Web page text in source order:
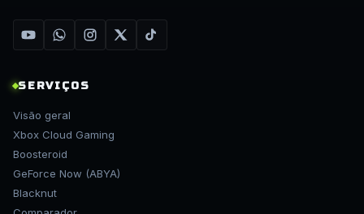
SERVIÇOS
Visão geral
Xbox Cloud Gaming
Boosteroid
GeForce Now (ABYA)
Blacknut